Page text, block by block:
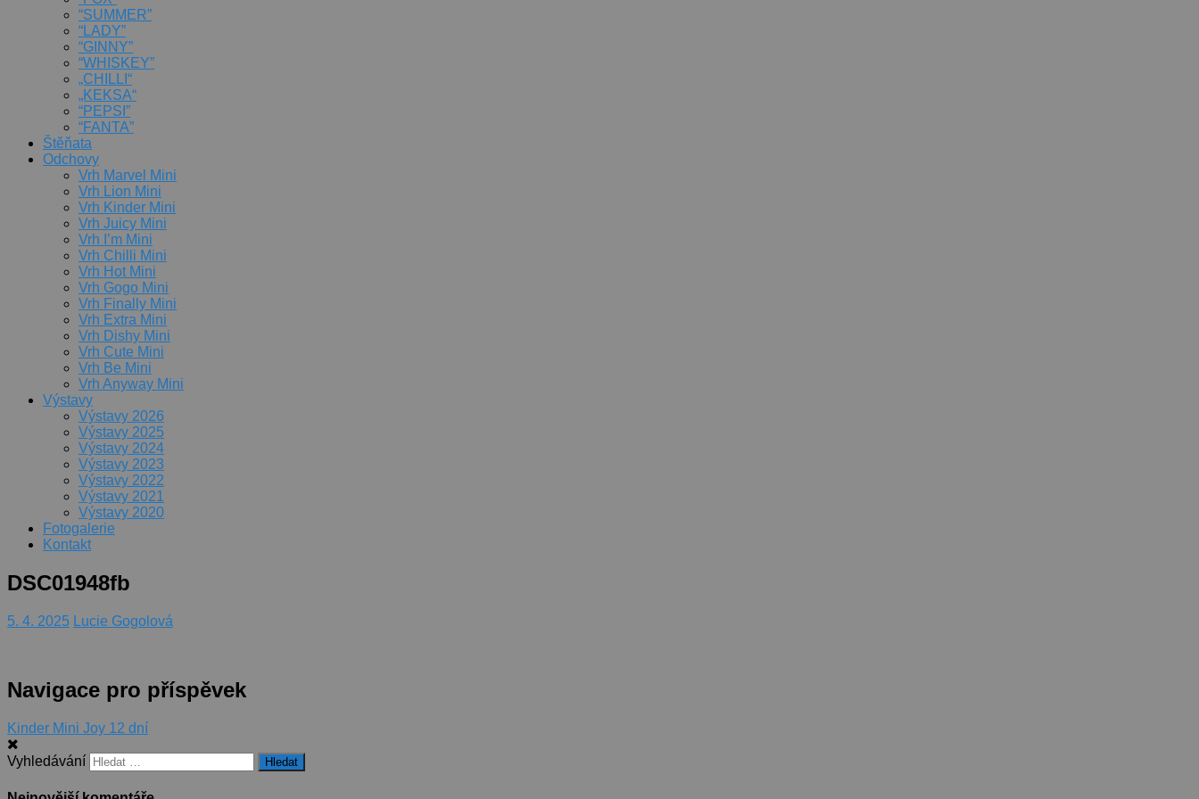
“SUMMER”
“LADY”
“GINNY”
“WHISKEY”
„CHILLI“
„KEKSA“
“PEPSI”
“FANTA”
Štěňata
Odchovy
Vrh Marvel Mini
Vrh Lion Mini
Vrh Kinder Mini
Vrh Juicy Mini
Vrh I’m Mini
Vrh Chilli Mini
Vrh Hot Mini
Vrh Gogo Mini
Vrh Finally Mini
Vrh Extra Mini
Vrh Dishy Mini
Vrh Cute Mini
Vrh Be Mini
Vrh Anyway Mini
Výstavy
Výstavy 2026
Výstavy 2025
Výstavy 2024
Výstavy 2023
Výstavy 2022
Výstavy 2021
Výstavy 2020
Fotogalerie
Kontakt
DSC01948fb
5. 4. 2025 Lucie Gogolová
Navigace pro příspěvek
Kinder Mini Joy 12 dní
Vyhledávání